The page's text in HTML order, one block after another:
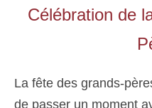
Célébration de
La fête des grands-
de passer un moment